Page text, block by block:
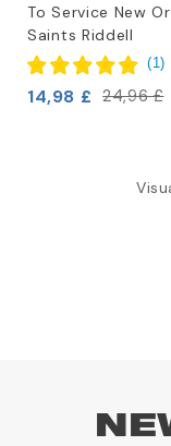
To Service New
Saints Riddell
(1)
14,98 £ 24,96 £